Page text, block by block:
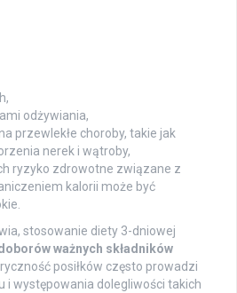
odżywiania,
przewlekłe choroby, takie jak
nerek i wątroby,
ryzyko zdrowotne związane z
kalorii może być
stosowanie diety 3-dniowej
ważnych składników
posiłków często prowadzi
i występowania dolegliwości takich